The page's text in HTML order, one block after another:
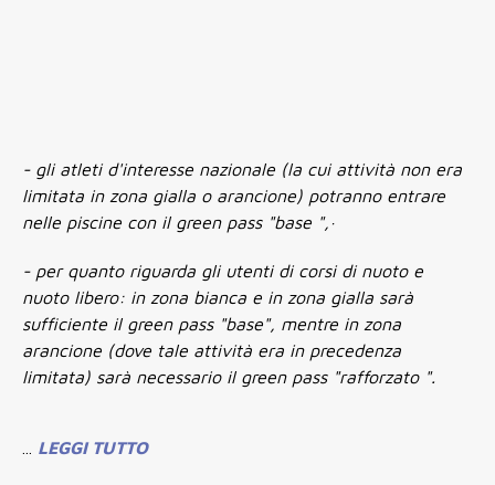
- gli atleti d'interesse nazionale (la cui attività non era
limitata in zona gialla o arancione) potranno entrare
nelle piscine con il green pass "base ",·
- per quanto riguarda gli utenti di corsi di nuoto e
nuoto libero: in zona bianca e in zona gialla sarà
sufficiente il green pass "base", mentre in zona
arancione (dove tale attività era in precedenza
limitata) sarà necessario il green pass "rafforzato ".
LEGGI TUTTO